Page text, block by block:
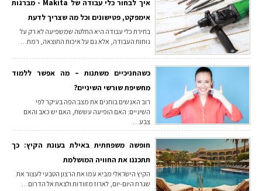
איך לבחור כלי עבודה של Makita - מברגות
אימפקט, פטישונים וכל מה שצריך לדעת
בחירת כלי עבודה היא החלטה שמשפיעה לא רק על
נוחות העבודה, אלא גם על איכות התוצאה, רמת…
כשהחניכיים משתנות – מה אפשר ללמוד
מחשיפת שורשי השיניים?
רוב האנשים בוחנים את מצב הפה בעיקר לפי
השיניים: האם הופיעה עששת, האם יש כאב והאם
צבע…
חופשה משפחתית באילת בעונת הקיץ: כך
תתכננו את החוויה המושלמת
הקיץ הישראלי מביא עמו את הרצון הטבעי לעצור את
שגרת היום-יום, לארוז מזוודות ולצאת אל הדרום…